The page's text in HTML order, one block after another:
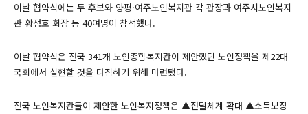
이날 협약식에는 두 후보와 양평·여주노인복지관 각 관장과 여주시노인복지
관 황정호 회장 등 40여명이 참석했다.
이날 협약식은 전국 341개 노인종합복지관이 제안했던 노인정책을 제22대
국회에서 실현할 것을 다짐하기 위해 마련됐다.
전국 노인복지관들이 제안한 노인복지정책은 ▲전달체계 확대 ▲소득보장